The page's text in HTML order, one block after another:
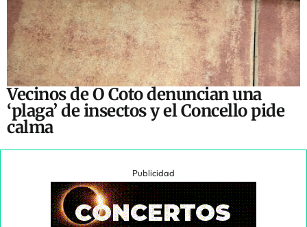
Vecinos de O Coto denuncian una
‘plaga’ de insectos y el Concello pide
calma
Publicidad